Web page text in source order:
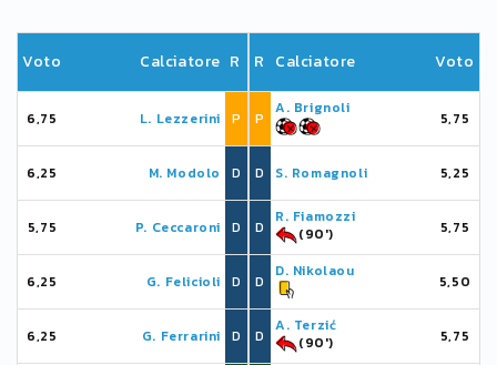
Voto Calciatore R
6,75 L. Lezzerini P
6,25 M. Modolo D
5,75 P. Ceccaroni D
6,25 G. Felicioli D
6,25 G. Ferrarini D
R Calciatore Voto
P
A. Brignoli
5,75
D S. Romagnoli 5,25
D
R. Fiamozzi
(90')
5,75
D
D. Nikolaou
5,50
D
A. Terzić
(90')
5,75